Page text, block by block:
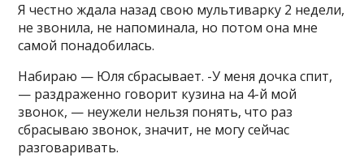
Я честно ждала назад свою мультиварку 2 недели,
не звонила, не напоминала, но потом она мне
самой понадобилась.
Набираю — Юля сбрасывает. -У меня дочка спит,
— раздраженно говорит кузина на 4-й мой
звонок, — неужели нельзя понять, что раз
сбрасываю звонок, значит, не могу сейчас
разговаривать.